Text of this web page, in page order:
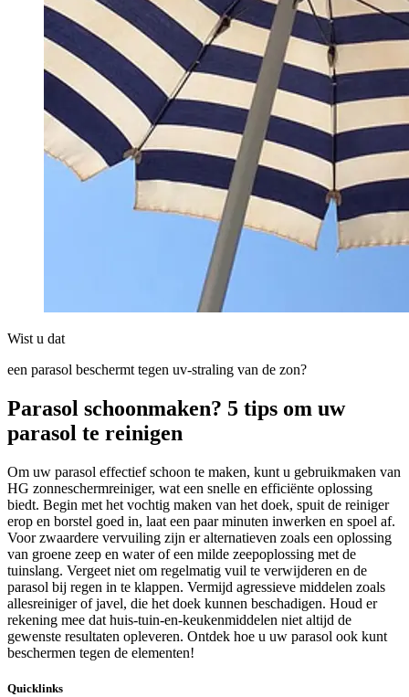
Wist u dat
een parasol beschermt tegen uv-straling van de zon?
Parasol schoonmaken? 5 tips om uw
parasol te reinigen
Om uw parasol effectief schoon te maken, kunt u gebruikmaken van
HG zonneschermreiniger, wat een snelle en efficiënte oplossing
biedt. Begin met het vochtig maken van het doek, spuit de reiniger
erop en borstel goed in, laat een paar minuten inwerken en spoel af.
Voor zwaardere vervuiling zijn er alternatieven zoals een oplossing
van groene zeep en water of een milde zeepoplossing met de
tuinslang. Vergeet niet om regelmatig vuil te verwijderen en de
parasol bij regen in te klappen. Vermijd agressieve middelen zoals
allesreiniger of javel, die het doek kunnen beschadigen. Houd er
rekening mee dat huis-tuin-en-keukenmiddelen niet altijd de
gewenste resultaten opleveren. Ontdek hoe u uw parasol ook kunt
beschermen tegen de elementen!
Quicklinks